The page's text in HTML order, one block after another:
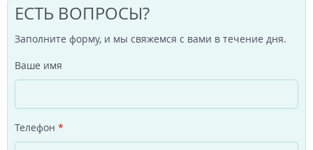
ЕСТЬ ВОПРОСЫ?
Заполните форму, и мы свяжемся с вами в течение дня.
Ваше имя
Телефон *